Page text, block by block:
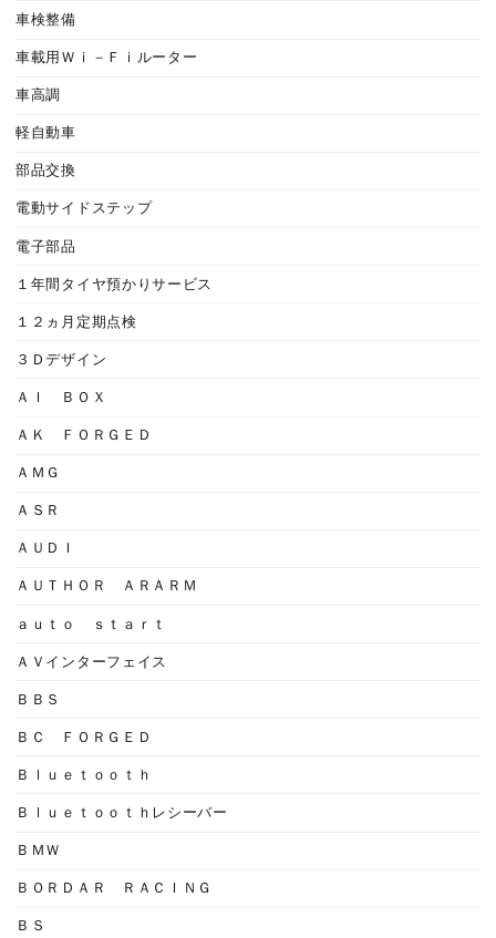
車検整備
車載用Ｗｉ－Ｆｉルーター
車高調
軽自動車
部品交換
電動サイドステップ
電子部品
１年間タイヤ預かりサービス
１２ヵ月定期点検
３Ｄデザイン
ＡＩ ＢＯＸ
ＡＫ ＦＯＲＧＥＤ
ＡＭＧ
ＡＳＲ
ＡＵＤＩ
ＡＵＴＨＯＲ ＡＲＡＲＭ
ａｕｔｏ ｓｔａｒｔ
ＡＶインターフェイス
ＢＢＳ
ＢＣ ＦＯＲＧＥＤ
Ｂｌｕｅｔｏｏｔｈ
Ｂｌｕｅｔｏｏｔｈレシーバー
ＢＭＷ
ＢＯＲＤＡＲ ＲＡＣＩＮＧ
ＢＳ